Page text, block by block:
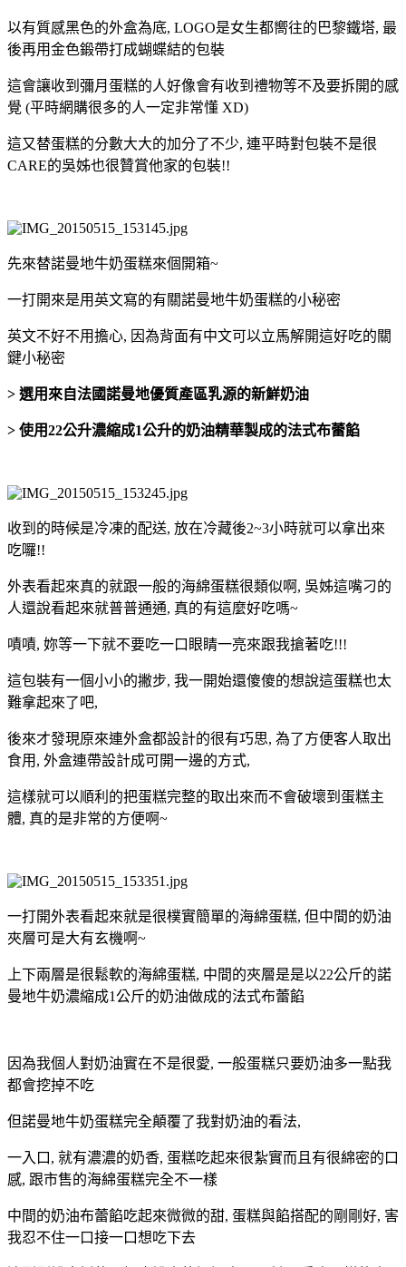
以有質感黑色的外盒為底, LOGO是女生都嚮往的巴黎鐵塔, 最
後再用金色鍛帶打成蝴蝶結的包裝
這會讓收到彌月蛋糕的人好像會有收到禮物等不及要拆開的感
覺 (平時網購很多的人一定非常懂 XD)
這又替蛋糕的分數大大的加分了不少, 連平時對包裝不是很
CARE的吳姊也很贊賞他家的包裝!!
先來替諾曼地牛奶蛋糕來個開箱~
一打開來是用英文寫的有關諾曼地牛奶蛋糕的小秘密
英文不好不用擔心, 因為背面有中文可以立馬解開這好吃的關
鍵小秘密
> 選用來自法國諾曼地優質產區乳源的新鮮奶油
> 使用22公升濃縮成1公升的奶油精華製成的法式布蕾餡
收到的時候是冷凍的配送, 放在冷藏後2~3小時就可以拿出來
吃囉!!
外表看起來真的就跟一般的海綿蛋糕很類似啊, 吳姊這嘴刁的
人還說看起來就普普通通, 真的有這麼好吃嗎~
嘖嘖, 妳等一下就不要吃一口眼睛一亮來跟我搶著吃!!!
這包裝有一個小小的撇步, 我一開始還傻傻的想說這蛋糕也太
難拿起來了吧,
後來才發現原來連外盒都設計的很有巧思, 為了方便客人取出
食用, 外盒連帶設計成可開一邊的方式,
這樣就可以順利的把蛋糕完整的取出來而不會破壞到蛋糕主
體, 真的是非常的方便啊~
一打開外表看起來就是很樸實簡單的海綿蛋糕, 但中間的奶油
夾層可是大有玄機啊~
上下兩層是很鬆軟的海綿蛋糕, 中間的夾層是是以22公斤的諾
曼地牛奶濃縮成1公斤的奶油做成的法式布蕾餡
因為我個人對奶油實在不是很愛, 一般蛋糕只要奶油多一點我
都會挖掉不吃
但諾曼地牛奶蛋糕完全顛覆了我對奶油的看法,
一入口, 就有濃濃的奶香, 蛋糕吃起來很紮實而且有很綿密的口
感, 跟市售的海綿蛋糕完全不一樣
中間的奶油布蕾餡吃起來微微的甜, 蛋糕與餡搭配的剛剛好, 害
我忍不住一口接一口想吃下去